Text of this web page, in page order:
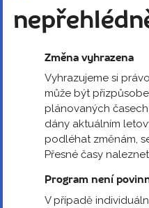
Změna vyhrazena
Vyhrazujeme si
může být
plánovaných
dány aktuálním
podléhat změnám,
Přesné časy
Program není
V případě